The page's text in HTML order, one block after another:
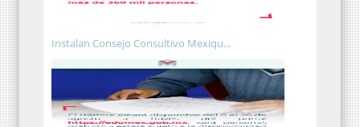
Instalan Consejo Consultivo Mexiqu...